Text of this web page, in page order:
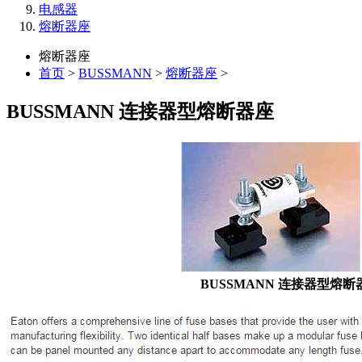
电感器
熔断器座
熔断器座
首页 > BUSSMANN > 熔断器座 >
BUSSMANN 连接器型熔断器座
BUSSMANN 连接器型熔断器